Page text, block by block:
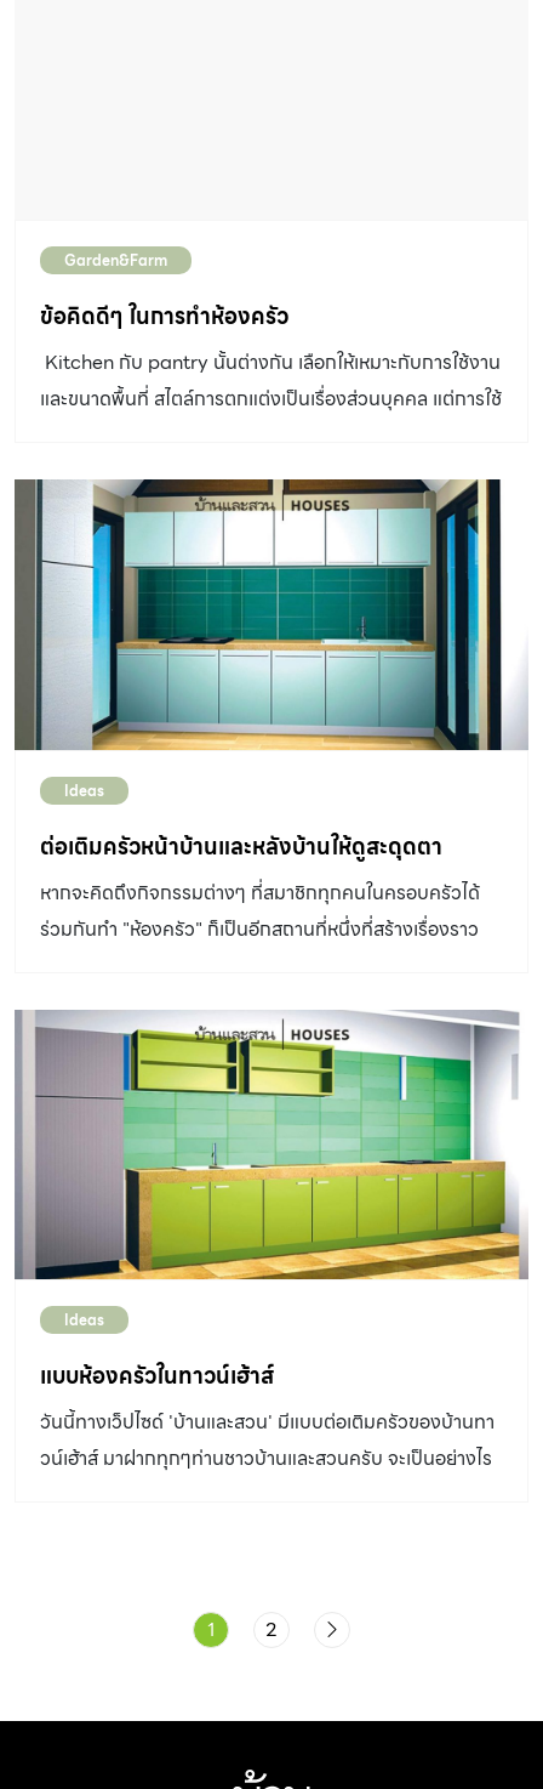
Garden&Farm
ข้อคิดดีๆ ในการทำห้องครัว
 Kitchen กับ pantry นั้นต่างกัน เลือกให้เหมาะกับการใช้งาน
และขนาดพื้นที่ สไตล์การตกแต่งเป็นเรื่องส่วนบุคคล แต่การใช้
ครัว ใช้วัสดุได้หลากหลายตามสไตล์การตกแต่ง เวลาเลือกให้
คิดเสมอว่าต้องทำความสะอาดง่าย ผนังก็เช่นเดียวกัน ใช้วัสดุ
อะไรก็ได้ แต่บริเวณเตาควรใช้วัสดุที่ทนความร้อนได้ดี ครัวที่
ใช้งานหนักหรือครัวไทย ควรแยกจากตัวบ้านหรือทำห้องให้
มิดชิด มีช่องลมเพื่อช่วยระบายกลิ่นและไอน้ำมัน ตู้เก็บของก็
สำคัญ ควรจัดไว้ให้เพียงพอ อาจเป็นตู้บิลท์อินตั้งพื้นหรือ
แขวนผนัง ขึ้นอยู่กับพื้นที่และการออกแบบ อ่างล้างจานมี
บานตู้ควรมีช่องระบายความชื้น ตู้เก็บของตั้งพื้นส่วนใหญ่
ค่อนข้างลึก หากเป็นไปได้ควรทำชั้นวางที่ดึงเข้าออกได้ เพื่อให้
หยิบของได้ง่าย ถังขยะควรมีที่ปิดมิดชิดและแยกประเภทขยะ
เพื่อสุขอนามัยและป้องกันหนูหรือแมลงรบกวน เครื่องใช้ใน
ครัวเป็นสิ่งสำคัญ ควรเลือกให้เหมาะกับการใช้สอย ถ้าไม่ชอบ
พอแล้ว ตู้เย็นเป็นของสำคัญ ใช้เก็บของสดหรือของเสียง่าย
เลือกขนาดให้เหมาะสม ถ้าชอบกินไอศกรีมแนะนำตู้เย็นแบบที่มี
ช่องฟรีซแยกต่างหาก เตาหุงต้มก็เป็นสิ่งจำเป็น จะใช้แก๊สหรือ
ไฟฟ้าก็ได้ ถ้าใช้งานเล็กน้อยๆ หรืออยู่คอนโดแนะนำว่า เตาไฟ
ฟ้า ดีที่สุด งานระบบในครัว ประกอบด้วย ระบบน้ำดี-น้ำเสีย
ระบบไฟฟ้าทั้งที่ใช้กับเครื่องใช้ต่างๆ และแสงสว่าง ระบบ
ระบายอากาศ เพื่อกำจัดกลิ่นควันและไอน้ำมัน […]
Ideas
ต่อเติมครัวหน้าบ้านและหลังบ้านให้ดูสะดุดตา
หากจะคิดถึงกิจกรรมต่างๆ ที่สมาชิกทุกคนในครอบครัวได้
ร่วมกันทำ "ห้องครัว" ก็เป็นอีกสถานที่หนึ่งที่สร้างเรื่องราว
บ้างนั้นไปชมกันเลยครับ
Ideas
แบบห้องครัวในทาวน์เฮ้าส์
วันนี้ทางเว็ปไซด์ 'บ้านและสวน' มีแบบต่อเติมครัวของบ้านทา
วน์เฮ้าส์ มาฝากทุกๆท่านชาวบ้านและสวนครับ จะเป็นอย่างไร
1 2